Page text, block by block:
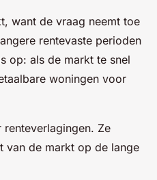
want de vraag neemt toe
rentevaste perioden
op: als de markt te snel
woningen voor
Ze
van de markt op de lange